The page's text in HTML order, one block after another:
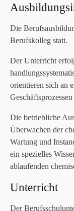
Die
Berufskolleg statt.
Der Unterricht
orientieren sich an
Die betriebliche
Überwachen der
Wartung und
ein spezielles
ablaufenden
Unterricht
Der